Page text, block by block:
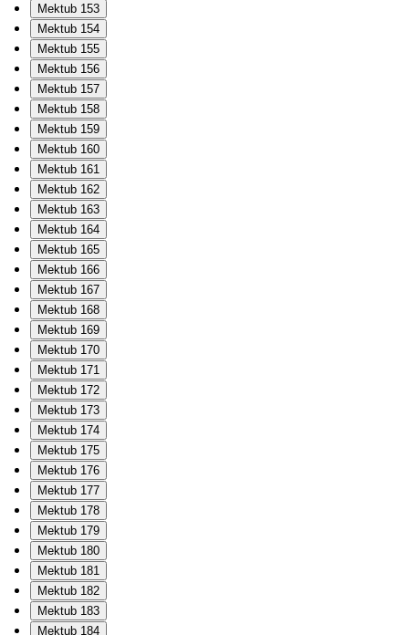
Mektub 153
Mektub 154
Mektub 155
Mektub 156
Mektub 157
Mektub 158
Mektub 159
Mektub 160
Mektub 161
Mektub 162
Mektub 163
Mektub 164
Mektub 165
Mektub 166
Mektub 167
Mektub 168
Mektub 169
Mektub 170
Mektub 171
Mektub 172
Mektub 173
Mektub 174
Mektub 175
Mektub 176
Mektub 177
Mektub 178
Mektub 179
Mektub 180
Mektub 181
Mektub 182
Mektub 183
Mektub 184